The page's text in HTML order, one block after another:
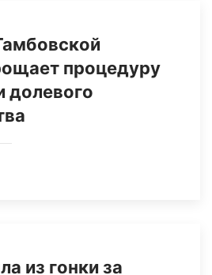
процедуру
долевого
из гонки за